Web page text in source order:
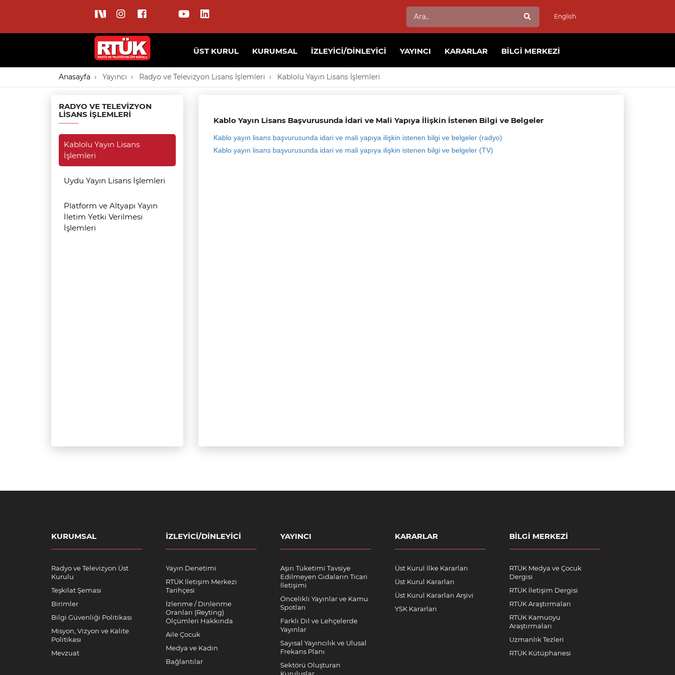
English
ÜST KURUL KURUMSAL İZLEYICI/DINLEYICI YAYINCI KARARLAR BILGI MERKEZI
Anasayfa Yayıncı Radyo ve Televizyon Lisans İşlemleri Kablolu Yayın Lisans İşlemleri
RADYO VE TELEVIZYON
LISANS İŞLEMLERI
Kablolu Yayın Lisans
İşlemleri
Uydu Yayın Lisans İşlemleri
Platform ve Altyapı Yayın
İletim Yetki Verilmesi
İşlemleri
Kablo Yayın Lisans Başvurusunda İdari ve Mali Yapıya İlişkin İstenen Bilgi ve Belgeler
Kablo yayın lisans başvurusunda idari ve mali yapıya ilişkin istenen bilgi ve belgeler (radyo)
Kablo yayın lisans başvurusunda idari ve mali yapıya ilişkin istenen bilgi ve belgeler (TV)
KURUMSAL
Radyo ve Televizyon Üst
Kurulu
Teşkilat Şeması
Birimler
Bilgi Güvenliği Politikası
Misyon, Vizyon ve Kalite
Politikası
Mevzuat
İZLEYICI/DINLEYICI
Yayın Denetimi
RTÜK İletişim Merkezi
Tarihçesi
İzlenme / Dinlenme
Oranları (Reyting)
Ölçümleri Hakkında
Aile Çocuk
Medya ve Kadın
Bağlantılar
YAYINCI
Aşırı Tüketimi Tavsiye
Edilmeyen Gıdaların Ticari
İletişimi
Öncelikli Yayınlar ve Kamu
Spotları
Farklı Dil ve Lehçelerde
Yayınlar
Sayısal Yayıncılık ve Ulusal
Frekans Planı
Sektörü Oluşturan
KARARLAR
Üst Kurul İlke Kararları
Üst Kurul Kararları
Üst Kurul Kararları Arşivi
YSK Kararları
BILGI MERKEZI
RTÜK Medya ve Çocuk
Dergisi
RTÜK İletişim Dergisi
RTÜK Araştırmaları
RTÜK Kamuoyu
Araştırmaları
Uzmanlık Tezleri
RTÜK Kütüphanesi